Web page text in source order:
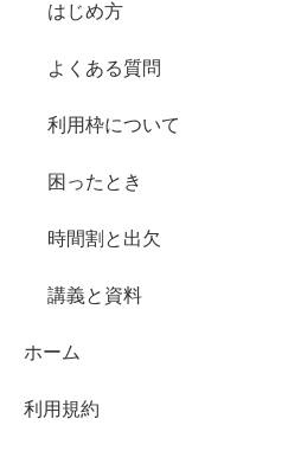
はじめ方
よくある質問
利用枠について
困ったとき
時間割と出欠
講義と資料
ホーム
利用規約